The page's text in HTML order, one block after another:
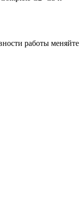
работы меняйте